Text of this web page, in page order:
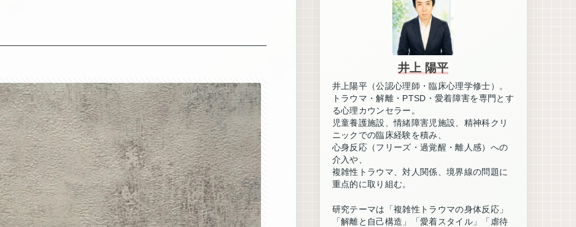
井上 陽平
井上陽平（公認心理師・臨床心理学修士）。
トラウマ・解離・PTSD・愛着障害を専門とす
る心理カウンセラー。
児童養護施設、情緒障害児施設、精神科クリ
ニックでの臨床経験を積み、
心身反応（フリーズ・過覚醒・離人感）への
介入や、
複雑性トラウマ、対人関係、境界線の問題に
重点的に取り組む。
研究テーマは「複雑性トラウマの身体反応」
「解離と自己構造」「愛着スタイル」「虐待